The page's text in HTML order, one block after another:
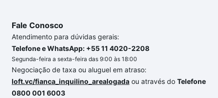
Fale Conosco
Atendimento para dúvidas gerais:
Telefone e WhatsApp: +55 11 4020-2208
Segunda-feira a sexta-feira das 9:00 às 18:00
Negociação de taxa ou aluguel em atraso:
loft.vc/fianca_inquilino_arealogada ou através do Telefone
0800 001 6003